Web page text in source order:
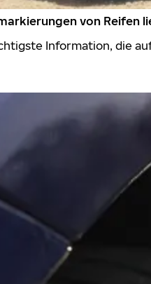
von Reifen
Information, die